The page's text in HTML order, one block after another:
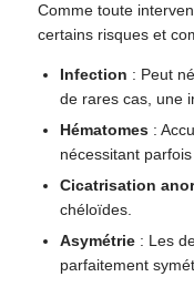
Comme toute
certains risques et
Infection : Peut
de rares cas, une
Hématomes :
nécessitant
Cicatrisation
chéloïdes.
Asymétrie : Les
parfaitement